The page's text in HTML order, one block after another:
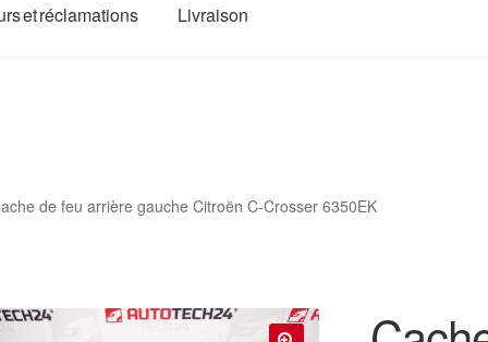
et réclamations Livraison
de feu arrière gauche Citroën C-Crosser 6350EK